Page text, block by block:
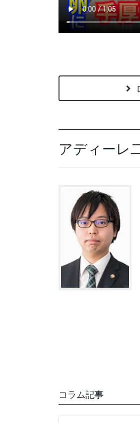
アディーレ
コラム記事